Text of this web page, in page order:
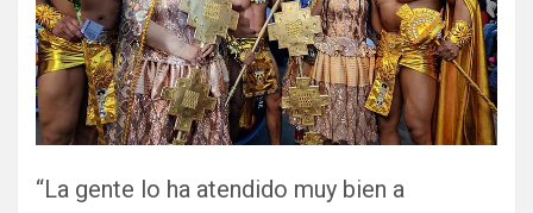
“La gente lo ha atendido muy bien a